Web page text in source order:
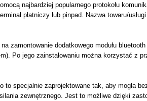
najbardziej popularnego protokołu
płatniczy lub pinpad. Nazwa towaru/
zamontowanie dodatkowego modułu bluetooth
Po jego zainstalowaniu można korzystać z
specjalnie zaprojektowane tak, aby mogła
zewnętrznego. Jest to możliwe dzięki